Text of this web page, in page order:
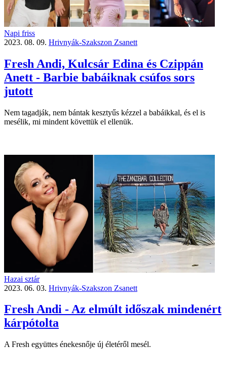
Napi friss
2023. 08. 09. Hrivnyák-Szakszon Zsanett
Fresh Andi, Kulcsár Edina és Czippán
Anett - Barbie babáiknak csúfos sors
jutott
Nem tagadják, nem bántak kesztyűs kézzel a babáikkal, és el is
mesélik, mi mindent követtük el ellenük.
Hazai sztár
2023. 06. 03. Hrivnyák-Szakszon Zsanett
Fresh Andi - Az elmúlt időszak mindenért
kárpótolta
A Fresh együttes énekesnője új életéről mesél.